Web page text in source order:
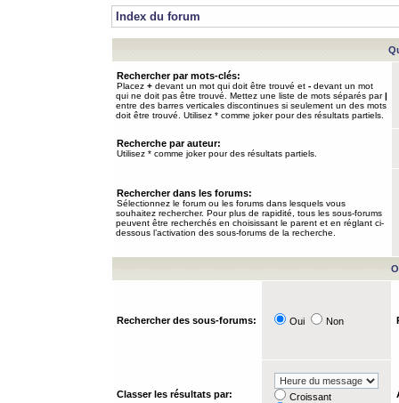
Index du forum
Rechercher par mots-clés:
Placez + devant un mot qui doit être trouvé et - devant un mot
qui ne doit pas être trouvé. Mettez une liste de mots séparés par|
entre des barres verticales discontinues si seulement un des mots
doit être trouvé. Utilisez * comme joker pour des résultats partiels.
Recherche par auteur:
Utilisez * comme joker pour des résultats partiels.
Rechercher dans les forums:
Sélectionnez le forum ou les forums dans lesquels vous
souhaitez rechercher. Pour plus de rapidité, tous les sous-forums
peuvent être recherchés en choisissant le parent et en réglant ci-
dessous l’activation des sous-forums de la recherche.
Rechercher des sous-forums: Oui Non
Classer les résultats par:
Croissant